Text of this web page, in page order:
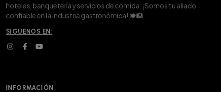
hoteles, banquetería y servicios de comida. ¡Somos tu aliado
confiable en la industria gastronómica! 🍽️🏨
SIGUENOS EN:
INFORMACIÓN